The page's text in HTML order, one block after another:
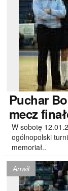
Puchar
mecz
W sobotę
ogólnopolski
memoriał..
Anwil